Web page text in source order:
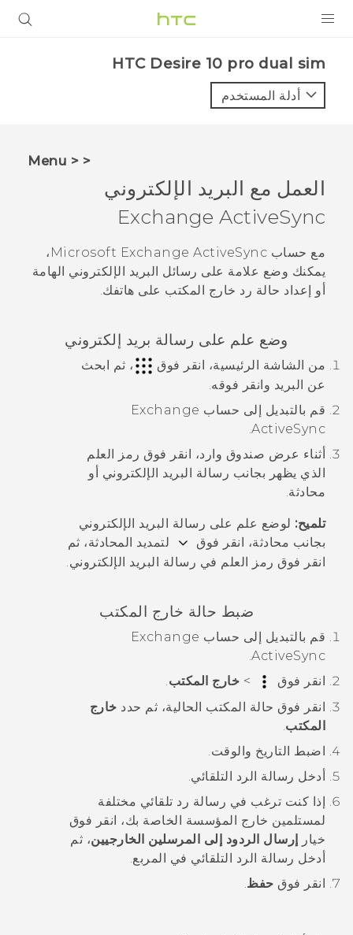
VIVE
VIVERSE
البرامج + التطبيقات
الدعم
أجهزة HTC والملحقات
HTC Desire 10 pro dual sim‎
أدلة المستخدم
< < Menu
العمل مع البريد الإلكتروني
Exchange ActiveSync
مع حساب Microsoft Exchange ActiveSync
،
يمكنك وضع علامة على رسائل البريد الإلكتروني الهامة
أو إعداد حالة رد خارج المكتب على هاتفك.
وضع علم على رسالة بريد إلكتروني
من الشاشة الرئيسية، انقر فوق
، ثم ابحث
عن البريد وانقر فوقه.
قم بالتبديل إلى حساب Exchange
ActiveSync
.
أثناء عرض صندوق وارد، انقر فوق رمز العلم
الذي يظهر بجانب رسالة البريد الإلكتروني أو
محادثة.
تلميح: لوضع علم على رسالة البريد الإلكتروني
بجانب محادثة، انقر فوق
لتمديد المحادثة، ثم
انقر فوق رمز العلم في رسالة البريد الإلكتروني.
ضبط حالة خارج المكتب
قم بالتبديل إلى حساب Exchange
ActiveSync
.
انقر فوق
> خارج المكتب.
انقر فوق حالة المكتب الحالية، ثم حدد خارج
المكتب.
اضبط التاريخ والوقت.
أدخل رسالة الرد التلقائي.
إذا كنت ترغب في رسالة رد تلقائي مختلفة
لمستلمين خارج المؤسسة الخاصة بك، انقر فوق
خيار إرسال الردود إلى المرسلين الخارجيين، ثم
أدخل رسالة الرد التلقائي في المربع.
انقر فوق حفظ.